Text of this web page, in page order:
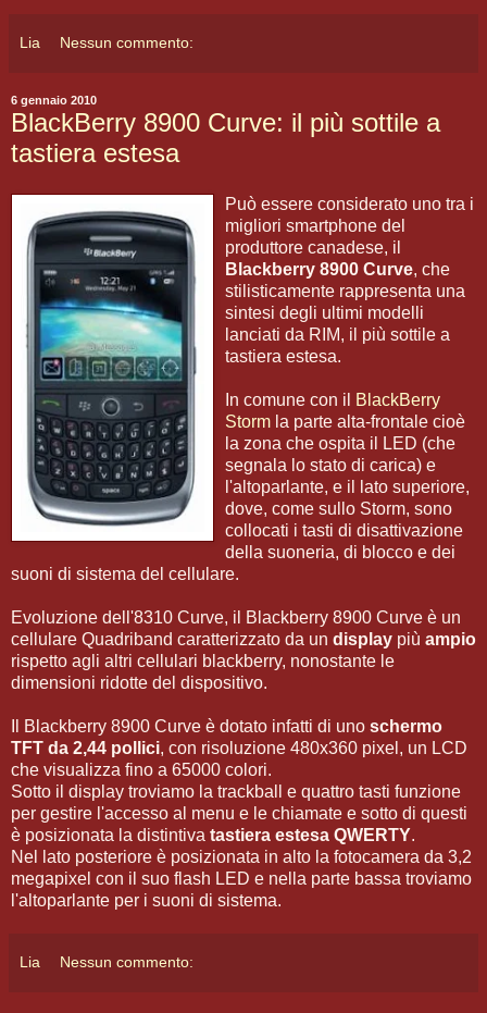
Lia Nessun commento:
6 gennaio 2010
BlackBerry 8900 Curve: il più sottile a
tastiera estesa
Può essere considerato uno tra i
migliori smartphone del
produttore canadese, il
Blackberry 8900 Curve, che
stilisticamente rappresenta una
sintesi degli ultimi modelli
lanciati da RIM, il più sottile a
tastiera estesa.
In comune con il
BlackBerry
Storm la parte alta-frontale cioè
la zona che ospita il LED (che
segnala lo stato di carica) e
l'altoparlante, e il lato superiore,
dove, come sullo Storm, sono
collocati i tasti di disattivazione
della suoneria, di blocco e dei
suoni di sistema del cellulare.
Evoluzione dell'8310 Curve, il Blackberry 8900 Curve è un
cellulare Quadriband caratterizzato da un display più ampio
rispetto agli altri cellulari blackberry, nonostante le
dimensioni ridotte del dispositivo.
Il Blackberry 8900 Curve è dotato infatti di uno schermo
TFT da 2,44 pollici, con risoluzione 480x360 pixel, un LCD
che visualizza fino a 65000 colori.
Sotto il display troviamo la trackball e quattro tasti funzione
per gestire l'accesso al menu e le chiamate e sotto di questi
è posizionata la distintiva tastiera estesa QWERTY.
Nel lato posteriore è posizionata in alto la fotocamera da 3,2
megapixel con il suo flash LED e nella parte bassa troviamo
l'altoparlante per i suoni di sistema.
Lia Nessun commento: